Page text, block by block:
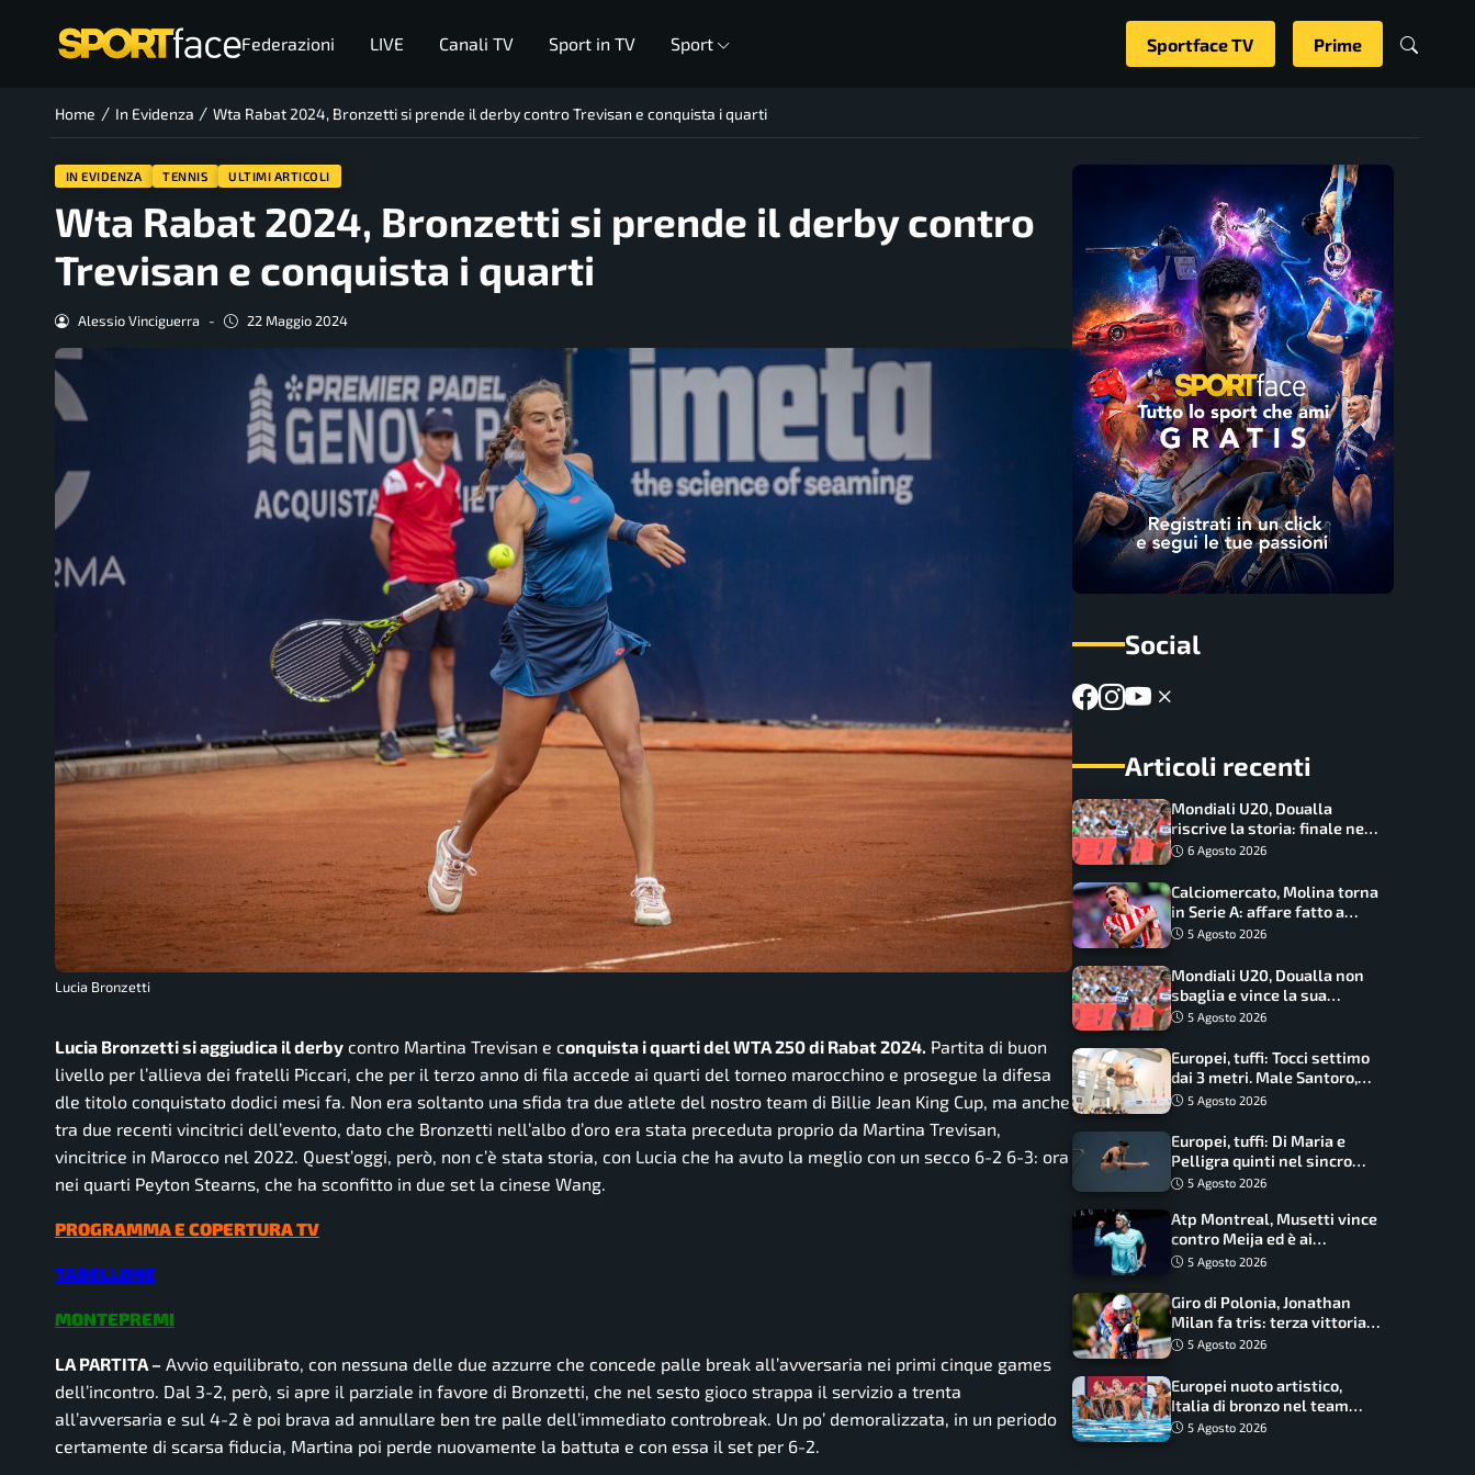
Federazioni LIVE Canali TV Sport in TV Sport Sportface TV Prime
Home / In Evidenza / Wta Rabat 2024, Bronzetti si prende il derby contro Trevisan e conquista i quarti
IN EVIDENZA TENNIS ULTIMI ARTICOLI
Wta Rabat 2024, Bronzetti si prende il derby contro
Trevisan e conquista i quarti
Alessio Vinciguerra - 22 Maggio 2024
Lucia Bronzetti
Lucia Bronzetti si aggiudica il derby contro Martina Trevisan e conquista i quarti del WTA 250 di Rabat 2024. Partita di buon
livello per l’allieva dei fratelli Piccari, che per il terzo anno di fila accede ai quarti del torneo marocchino e prosegue la difesa
dle titolo conquistato dodici mesi fa. Non era soltanto una sfida tra due atlete del nostro team di Billie Jean King Cup, ma anche
tra due recenti vincitrici dell’evento, dato che Bronzetti nell’albo d’oro era stata preceduta proprio da Martina Trevisan,
vincitrice in Marocco nel 2022. Quest’oggi, però, non c’è stata storia, con Lucia che ha avuto la meglio con un secco 6-2 6-3: ora
nei quarti Peyton Stearns, che ha sconfitto in due set la cinese Wang.
PROGRAMMA E COPERTURA TV
TABELLONE
MONTEPREMI
LA PARTITA – Avvio equilibrato, con nessuna delle due azzurre che concede palle break all’avversaria nei primi cinque games
dell’incontro. Dal 3-2, però, si apre il parziale in favore di Bronzetti, che nel sesto gioco strappa il servizio a trenta
all’avversaria e sul 4-2 è poi brava ad annullare ben tre palle dell’immediato controbreak. Un po’ demoralizzata, in un periodo
certamente di scarsa fiducia, Martina poi perde nuovamente la battuta e con essa il set per 6-2.
Social
Articoli recenti
Mondiali U20, Doualla
riscrive la storia: finale nei
100 metri dopo trent’anni
6 Agosto 2026
Calciomercato, Molina torna
in Serie A: affare fatto a
cifre sorprendenti
5 Agosto 2026
Mondiali U20, Doualla non
sbaglia e vince la sua
batteria sui 100 metri:
5 Agosto 2026
Europei, tuffi: Tocci settimo
dai 3 metri. Male Santoro,
Wesemann si prende l’oro
5 Agosto 2026
Europei, tuffi: Di Maria e
Pelligra quinti nel sincro
misto. Oro all’Ucraina
5 Agosto 2026
Atp Montreal, Musetti vince
contro Meija ed è ai
sedicesimi
5 Agosto 2026
Giro di Polonia, Jonathan
Milan fa tris: terza vittoria
consecutiva e primato
5 Agosto 2026
Europei nuoto artistico,
Italia di bronzo nel team
acrobatic: terzo podio
5 Agosto 2026